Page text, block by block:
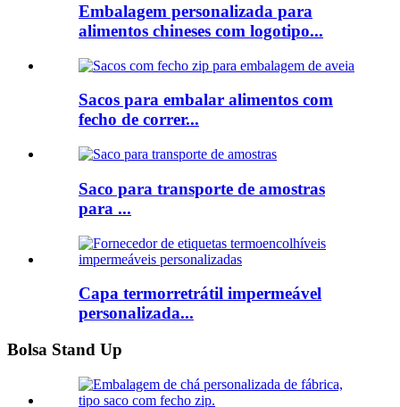
Embalagem personalizada para
alimentos chineses com logotipo...
Sacos para embalar alimentos com
fecho de correr...
Saco para transporte de amostras
para ...
Capa termorretrátil impermeável
personalizada...
Bolsa Stand Up